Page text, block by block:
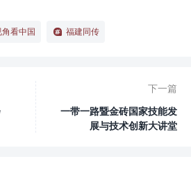
看中国 福建同传
下一篇
一带一路暨金砖国家技能发
展与技术创新大讲堂